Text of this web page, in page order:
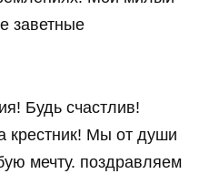
заветные
Будь счастлив!
крестник! Мы от души
мечту. поздравляем